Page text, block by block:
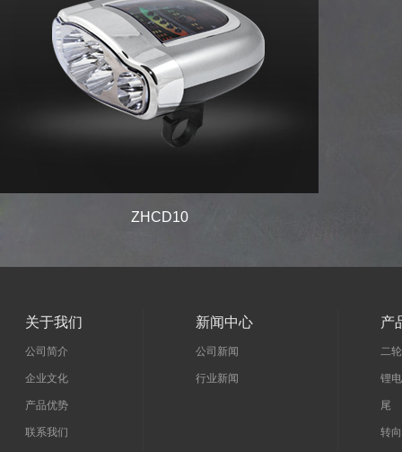
ZHCD10
关于我们
公司简介
企业文化
产品优势
联系我们
新闻中心
公司新闻
行业新闻
产
二
锂
尾
转